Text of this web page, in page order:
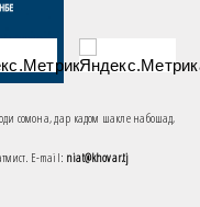
сомона, дар кадом шакле набошад,
E-mail: niat@khovar.tj